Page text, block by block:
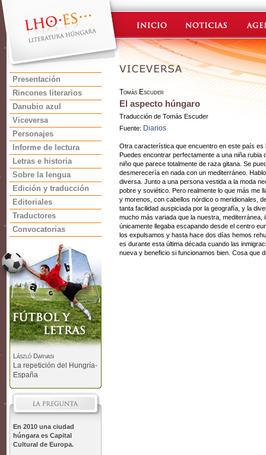
Presentación
Rincones literarios
Danubio azul
Viceversa
Personajes
Informe de lectura
Letras e historia
Sobre la lengua
Edición y traducción
Editoriales
Traductores
Convocatorias
László Darvasi
La repetición del Hungría-
España
En 2010 una ciudad
húngara es Capital
Cultural de Europa.
Tomàs Escuder
El aspecto húngaro
Traducción de Tomás Escuder
Fuente: Diarios
Otra característica que encuentro en este país
Puedes encontrar perfectamente a una niña
niño que parece totalmente de raza gitana. Se
desmerecería en nada con un mediterráneo.
diversa. Junto a una persona vestida a la moda
pobre y soviético. Pero realmente lo que más me
y morenos, con cabellos nórdico o meridionales,
tanta facilidad auspiciada por la geografía, y la
mucho más variada que la nuestra,
únicamente llegaba escapando desde el centro
los expulsamos y hasta hace dos días hemos
es durante esta última década cuando las
nueva y beneficio si funcionamos bien. Cosa que